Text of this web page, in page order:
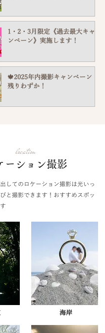
1・2・3月限定《過去最大キャ
ンペーン》実施します！
🍁2025年内撮影キャンペーン！
残りわずか！
location
ーション撮影
してのロケーション撮影は光いっ
と撮影できます！おすすめスポッ
海岸